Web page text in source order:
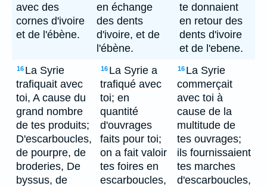
avec des
cornes d'ivoire
et de l'ébène.
en échange
des dents
d'ivoire, et de
l'ébène.
te donnaient
en retour des
dents d'ivoire
et de l'ebene.
16 La Syrie
trafiquait avec
toi, A cause du
grand nombre
de tes produits;
D'escarboucles,
de pourpre, de
broderies, De
byssus, de
16 La Syrie a
trafiqué avec
toi; en
quantité
d'ouvrages
faits pour toi;
on a fait valoir
tes foires en
escarboucles,
16 La Syrie
commerçait
avec toi à
cause de la
multitude de
tes ouvrages;
ils fournissaient
tes marches
d'escarboucles,